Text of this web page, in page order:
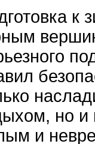
к
но и
и